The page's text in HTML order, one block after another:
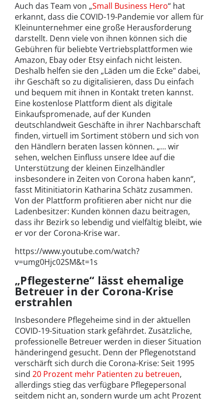
Auch das Team von „Small Business Hero“ hat
erkannt, dass die COVID-19-Pandemie vor allem für
Kleinunternehmer eine große Herausforderung
darstellt. Denn viele von ihnen können sich die
Gebühren für beliebte Vertriebsplattformen wie
Amazon, Ebay oder Etsy einfach nicht leisten.
Deshalb helfen sie den „Läden um die Ecke" dabei,
ihr Geschäft so zu digitalisieren, dass Du einfach
und bequem mit ihnen in Kontakt treten kannst.
Eine kostenlose Plattform dient als digitale
Einkaufspromenade, auf der Kunden
deutschlandweit Geschäfte in ihrer Nachbarschaft
finden, virtuell im Sortiment stöbern und sich von
den Händlern beraten lassen können. „… wir
sehen, welchen Einfluss unsere Idee auf die
Unterstützung der kleinen Einzelhändler
insbesondere in Zeiten von Corona haben kann“,
fasst Mitinitiatorin Katharina Schätz zusammen.
Von der Plattform profitieren aber nicht nur die
Ladenbesitzer: Kunden können dazu beitragen,
dass ihr Bezirk so lebendig und vielfältig bleibt, wie
er vor der Corona-Krise war.
https://www.youtube.com/watch?
v=umg0Hjc02SM&t=1s
„Pflegesterne“ lässt ehemalige
Betreuer in der Corona-Krise
erstrahlen
Insbesondere Pflegeheime sind in der aktuellen
COVID-19-Situation stark gefährdet. Zusätzliche,
professionelle Betreuer werden in dieser Situation
händeringend gesucht. Denn der Pflegenotstand
verschärft sich durch die Corona-Krise: Seit 1995
sind 20 Prozent mehr Patienten zu betreuen,
allerdings stieg das verfügbare Pflegepersonal
seitdem nicht an, sondern wurde um acht Prozent